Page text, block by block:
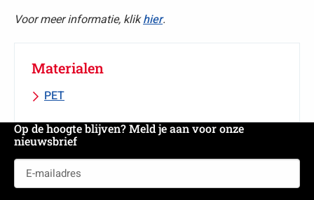
Voor meer informatie, klikhier.
Materialen
PET
Op de hoogte blijven? Meld je aan voor onze
nieuwsbrief
mailadres